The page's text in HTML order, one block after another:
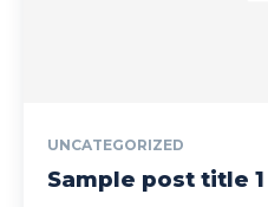
UNCATEGORIZED
Sample post title 1